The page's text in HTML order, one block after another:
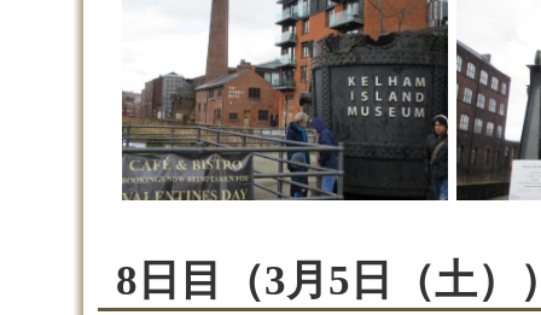
8日目（3月5日（土）